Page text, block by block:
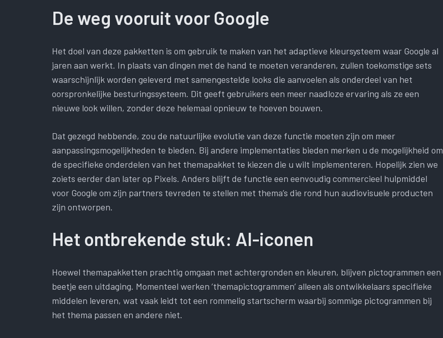
De weg vooruit voor Google
Het doel van deze pakketten is om gebruik te maken van het adaptieve kleursysteem waar Google al
jaren aan werkt. In plaats van dingen met de hand te moeten veranderen, zullen toekomstige sets
waarschijnlijk worden geleverd met samengestelde looks die aanvoelen als onderdeel van het
oorspronkelijke besturingssysteem. Dit geeft gebruikers een meer naadloze ervaring als ze een
nieuwe look willen, zonder deze helemaal opnieuw te hoeven bouwen.
Dat gezegd hebbende, zou de natuurlijke evolutie van deze functie moeten zijn om meer
aanpassingsmogelijkheden te bieden. Bij andere implementaties bieden merken u de mogelijkheid om
de specifieke onderdelen van het themapakket te kiezen die u wilt implementeren. Hopelijk zien we
zoiets eerder dan later op Pixels. Anders blijft de functie een eenvoudig commercieel hulpmiddel
voor Google om zijn partners tevreden te stellen met thema’s die rond hun audiovisuele producten
zijn ontworpen.
Het ontbrekende stuk: AI-iconen
Hoewel themapakketten prachtig omgaan met achtergronden en kleuren, blijven pictogrammen een
beetje een uitdaging. Momenteel werken ’themapictogrammen’ alleen als ontwikkelaars specifieke
middelen leveren, wat vaak leidt tot een rommelig startscherm waarbij sommige pictogrammen bij
het thema passen en andere niet.